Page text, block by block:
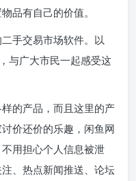
品有自己的价值。
手交易市场软件。以
与广大市民一起感受这
的产品，而且这里的产
价还价的乐趣，闲鱼网
用担心个人信息被泄
、热点新闻推送、论坛